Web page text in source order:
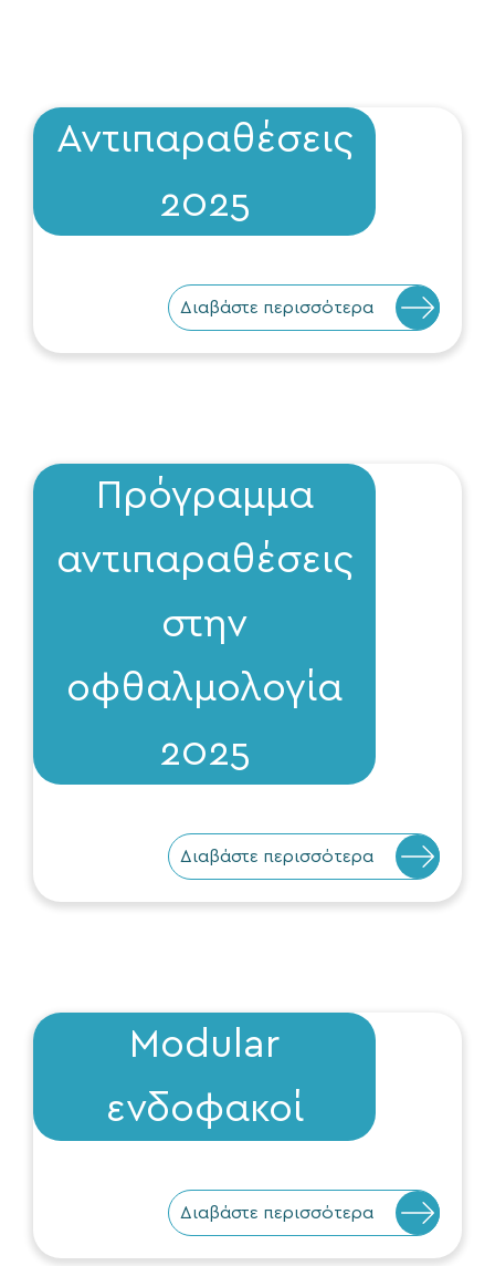
Αντιπαραθέσεις
2025
Διαβάστε περισσότερα
Πρόγραμμα
αντιπαραθέσεις
στην
οφθαλμολογία
2025
Διαβάστε περισσότερα
Modular
ενδοφακοί
Διαβάστε περισσότερα